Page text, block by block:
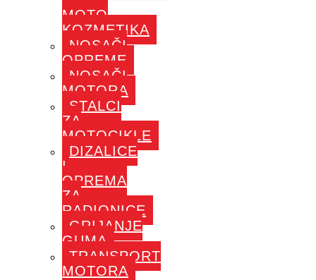
MOTO
KOZMETIKA
NOSAČI
OPREME
NOSAČI
MOTORA
STALCI
ZA
MOTOCIKLE
DIZALICE
I
OPREMA
ZA
RADIONICE
GRIJANJE
GUMA
TRANSPORT
MOTORA